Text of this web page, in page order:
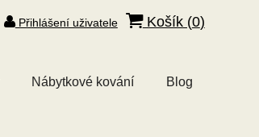
Přihlášení uživatele Košík (0)
Nábytkové kování Blog